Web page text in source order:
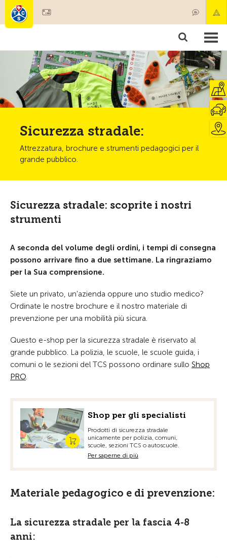
Societariato & prestazioni
Test, sicurezza & salute
Sicurezza stradale:
Attrezzatura, brochure e strumenti pedagogici per il
grande pubblico.
Sicurezza stradale: scoprite i nostri
strumenti
A seconda del volume degli ordini, i tempi di consegna
possono arrivare fino a due settimane. La ringraziamo
per la Sua comprensione.
Siete un privato, un'azienda oppure uno studio medico?
Ordinate le nostre brochure e il nostro materiale di
prevenzione per una mobilità più sicura.
Questo e-shop per la sicurezza stradale è riservato al
grande pubblico. La polizia, le scuole, le scuole guida, i
comuni o le sezioni del TCS possono ordinare sullo Shop
PRO.
Shop per gli specialisti
Prodotti di sicurezza stradale
unicamente per polizia, comuni,
scuole, sezioni TCS o autoscuole.
Per saperne di più
Materiale pedagogico e di prevenzione:
La sicurezza stradale per la fascia 4-8
anni: